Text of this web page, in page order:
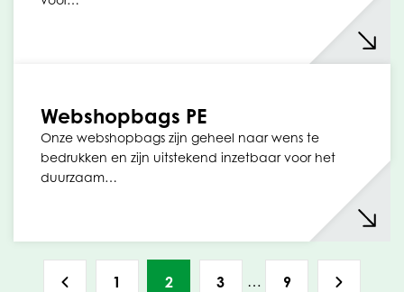
Webshopbags PE
Onze webshopbags zijn geheel naar wens te
bedrukken en zijn uitstekend inzetbaar voor het
duurzaam…
1 2 3 … 9